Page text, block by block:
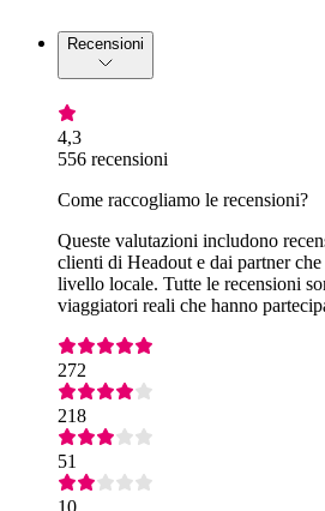
Recensioni
4,3
556 recensioni
Come raccogliamo le recensioni?
Queste valutazioni includono
clienti di Headout e dai partner che
livello locale. Tutte le recensioni
viaggiatori reali che hanno
272
218
51
10